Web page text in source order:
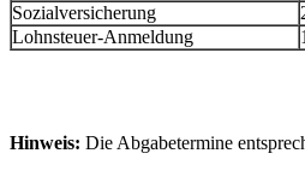
Sozialversicherung
Lohnsteuer-Anmeldung
Hinweis: Die Abgabetermine